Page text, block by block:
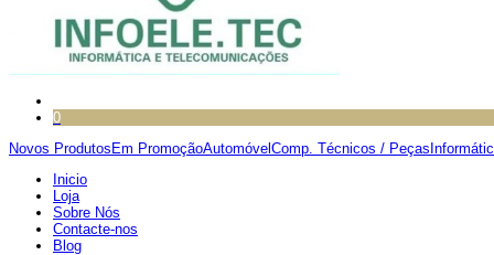
0
Novos Produtos Em PromoçãoAutomóvel Comp. Técnicos / Peças
Inicio
Loja
Sobre Nós
Contacte-nos
Blog